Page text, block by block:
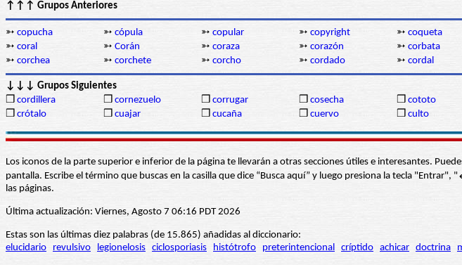
↑↑↑ Grupos Anteriores
➳ copucha ➳ cópula ➳ copular ➳ copyright ➳ coqueta
➳ coral ➳ Corán ➳ coraza ➳ corazón ➳ corbata
➳ corchea ➳ corchete ➳ corcho ➳ cordado ➳ cordal
↓↓↓ Grupos Siguientes
❒ cordillera ❒ cornezuelo ❒ corrugar ❒ cosecha ❒ cototo
❒ crótalo ❒ cuajar ❒ cucaña ❒ cuervo ❒ culto
Los iconos de la parte superior e inferior de la página te llevarán a otras secciones útiles e interesantes.
pantalla. Escribe el término que buscas en la casilla que dice “Busca aquí” y luego presiona la tecla
las páginas.
Última actualización: Viernes, Agosto 7 06:16 PDT 2026
Estas son las últimas diez palabras (de 15.865) añadidas al diccionario:
elucidario
revulsivo legionelosis ciclosporiasis histótrofo preterintencional críptido achicar doctrina